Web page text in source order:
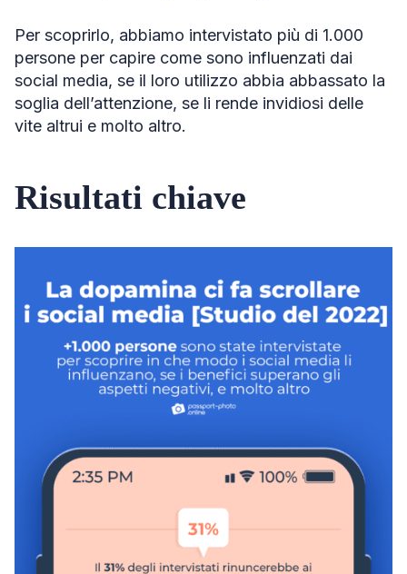
Per scoprirlo, abbiamo intervistato più di 1.000
persone per capire come sono influenzati dai
social media, se il loro utilizzo abbia abbassato la
soglia dell’attenzione, se li rende invidiosi delle
vite altrui e molto altro.
Risultati chiave